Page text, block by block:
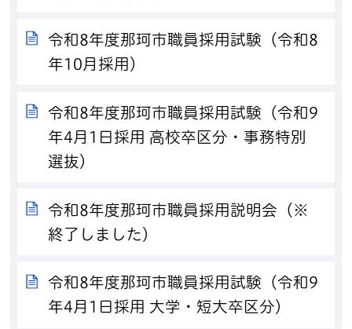
令和8年度那珂市職員採用試験（令和8
年10月採用）
令和8年度那珂市職員採用試験（令和9
年4月1日採用 高校卒区分・事務特別
選抜）
令和8年度那珂市職員採用説明会（※
終了しました）
令和8年度那珂市職員採用試験（令和9
年4月1日採用 大学・短大卒区分）